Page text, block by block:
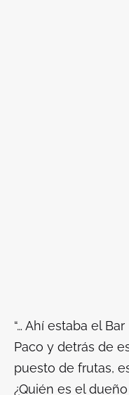
“… Ahí estaba el
Paco y detrás de
puesto de frutas,
¿Quién es el